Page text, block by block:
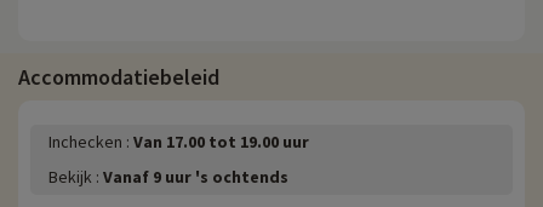
Accommodatiebeleid
Inchecken : Van 17.00 tot 19.00 uur
Bekijk : Vanaf 9 uur 's ochtends